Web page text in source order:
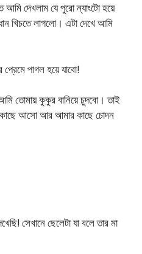
আমি দেখলাম যে পুরো ন্যাংটো হয়ে
খিচতে লাগলো। এটা দেখে আমি
পাগল হয়ে যাবো!
তোমায় কুকুর বানিয়ে চুদবো। তাই
আসো আর আমার কাছে চোদন
সেখানে ছেলেটা যা বলে তার মা